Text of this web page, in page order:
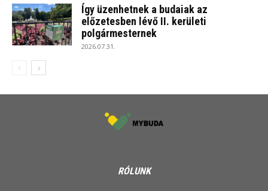
Így üzenhetnek a budaiak az
előzetesben lévő II. kerületi
polgármesternek
2026.07.31.
RÓLUNK